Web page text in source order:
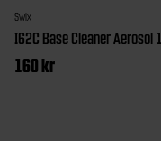
Swix
I62C Base Cleaner Aerosol
160kr